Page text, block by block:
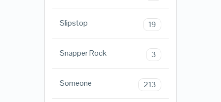
Slipstop 19
Snapper Rock 3
Someone 213